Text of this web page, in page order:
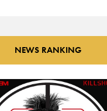
NEWS RANKING